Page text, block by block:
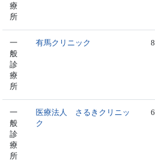
療
所
一
般
診
療
所
有馬クリニック 8
一
般
診
療
所
医療法人 さるきクリニッ
ク
6